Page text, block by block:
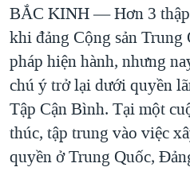
THỂ THAO
GIÁO DỤC
GROUND ZERO – XƯA VÀ NAY
CHI PHÍ CHIẾN TRANH
CÁC GIÁ TRỊ CỘNG HÒA Ở
THƯỢNG ĐỈNH TRUMP-KIM
TRỊNH VĨNH BÌNH VS. CHÍNH
NGƯ DÂN VIỆT VÀ LÀN
BẮC KINH —Hơn 3
khi đảng Cộng sản Trung
pháp hiện hành, nhưng
chú ý trở lại dưới quyền
Tập Cận Bình. Tại một
thúc, tập trung vào việc
quyềnở Trung Quốc,